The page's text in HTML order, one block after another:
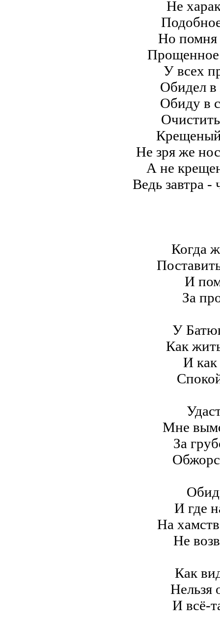
Не
Но помня
Прощенное
У всех
Обидел в
Обиду в
Крещеный
Не зря же
А не
Ведь завтра -
Когда
И
За
У
Как
И как
Мне
За
И где
На
Не
Как
Нельзя
И всё-